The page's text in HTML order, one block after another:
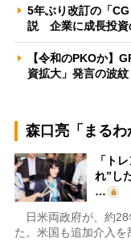
5年ぶり改訂の「
説 企業に成長投
【令和のPKOか】
資拡大」発言の波
森口亮「まるわ
「ト
れ”し
…
日米両政府が、約28
た。米国も追加介入